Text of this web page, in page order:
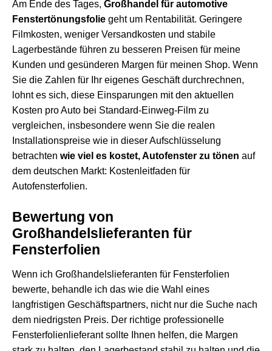
Am Ende des Tages, Großhandel für automotive
Fenstertönungsfolie geht um Rentabilität. Geringere
Filmkosten, weniger Versandkosten und stabile
Lagerbestände führen zu besseren Preisen für meine
Kunden und gesünderen Margen für meinen Shop. Wenn
Sie die Zahlen für Ihr eigenes Geschäft durchrechnen,
lohnt es sich, diese Einsparungen mit den aktuellen
Kosten pro Auto bei Standard-Einweg-Film zu
vergleichen, insbesondere wenn Sie die realen
Installationspreise wie in dieser Aufschlüsselung
betrachten wie viel es kostet, Autofenster zu tönen auf
dem deutschen Markt: Kostenleitfaden für
Autofensterfolien.
Bewertung von
Großhandelslieferanten für
Fensterfolien
Wenn ich Großhandelslieferanten für Fensterfolien
bewerte, behandle ich das wie die Wahl eines
langfristigen Geschäftspartners, nicht nur die Suche nach
dem niedrigsten Preis. Der richtige professionelle
Fensterfolienlieferant sollte Ihnen helfen, die Margen